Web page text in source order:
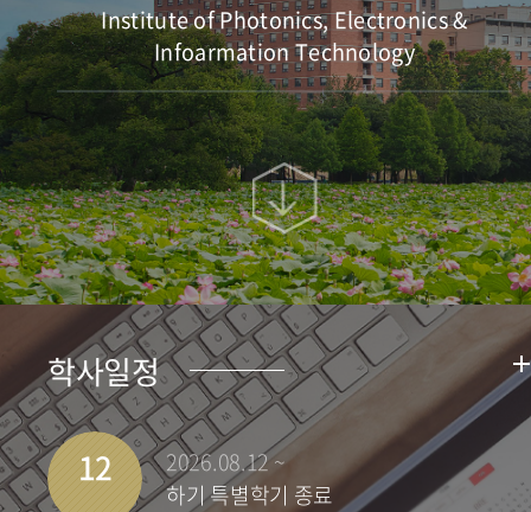
Institute of Photonics, Electronics &
Infoarmation Technology
학사일정
12
2026.08.12 ~
하기 특별학기 종료